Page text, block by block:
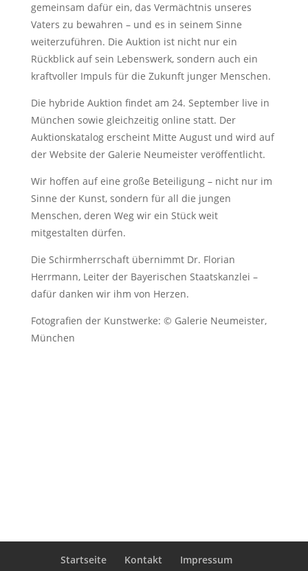
gemeinsam dafür ein, das Vermächtnis unseres
Vaters zu bewahren – und es in seinem Sinne
weiterzuführen. Die Auktion ist nicht nur ein
Rückblick auf sein Lebenswerk, sondern auch ein
kraftvoller Impuls für die Zukunft junger Menschen.
Die hybride Auktion findet am 24. September live in
München sowie gleichzeitig online statt. Der
Auktionskatalog erscheint Mitte August und wird auf
der Website der Galerie Neumeister veröffentlicht.
Wir hoffen auf eine große Beteiligung – nicht nur im
Sinne der Kunst, sondern für all die jungen
Menschen, deren Weg wir ein Stück weit
mitgestalten dürfen.
Die Schirmherrschaft übernimmt Dr. Florian
Herrmann, Leiter der Bayerischen Staatskanzlei –
dafür danken wir ihm von Herzen.
Fotografien der Kunstwerke: © Galerie Neumeister,
München
Startseite Kontakt
Impressum